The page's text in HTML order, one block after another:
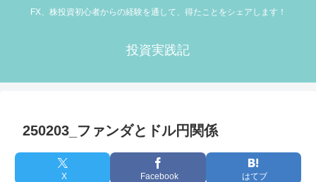
FX、株投資初心者からの経験を通して、得たことをシェアします！
投資実践記
250203_ファンダとドル円関係
X Facebook はてブ